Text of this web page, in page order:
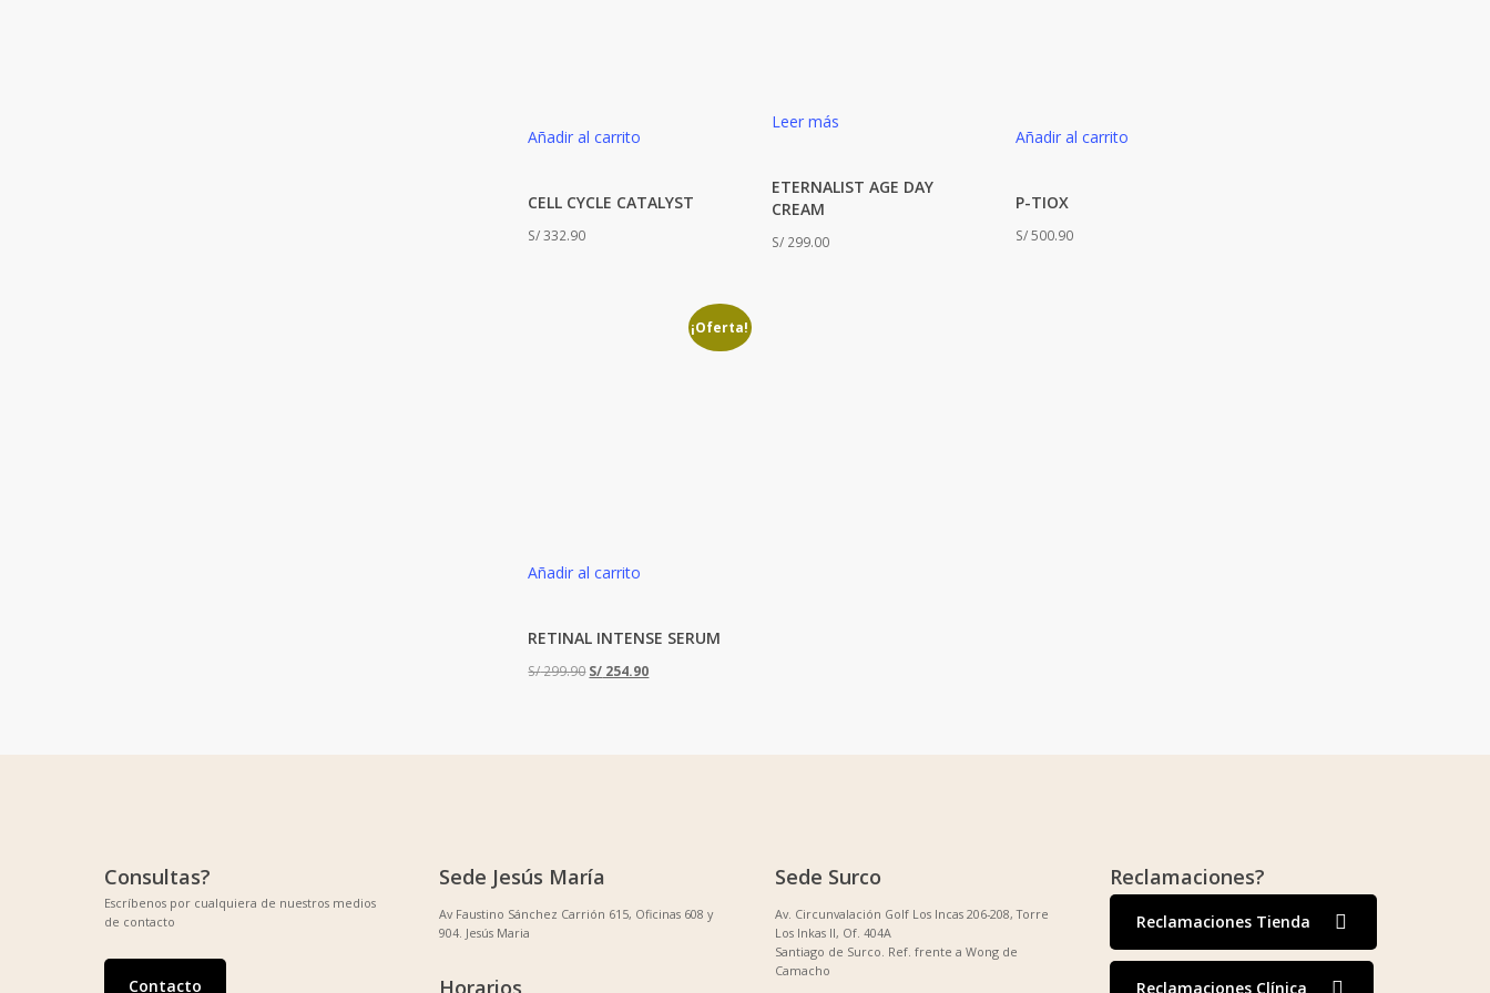
Añadir al carrito
CELL CYCLE CATALYST
S/332.90
Leer más
ETERNALIST AGE DAY
CREAM
S/299.00
Añadir al carrito
P-TIOX
S/500.90
¡Oferta!
Añadir al carrito
RETINAL INTENSE SERUM
S/299.90 El
S/ 254.90El
Consultas?
Escríbenos por cualquiera de nuestros medios
de contacto
Contacto
Sede Jesús María
Av Faustino Sánchez Carrión 615, Oficinas 608 y
904. Jesús Maria
Horarios
Sede Surco
Av. Circunvalación Golf Los Incas 206-208, Torre
Los Inkas II, Of. 404A
Santiago de Surco. Ref. frente a Wong de
Camacho
Reclamaciones?
Reclamaciones Tienda
Reclamaciones Clínica